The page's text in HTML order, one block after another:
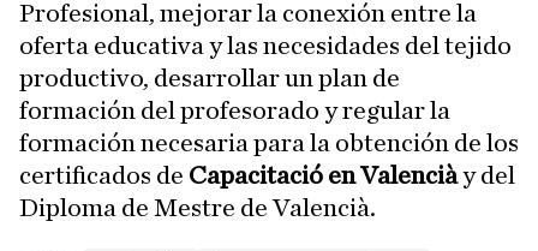
Profesional, mejorar la conexión entre la
oferta educativa y las necesidades del tejido
productivo, desarrollar un plan de
formación del profesorado y regular la
formación necesaria para la obtención de los
certificados de Capacitació en Valenciày del
Diploma de Mestre de Valencià.